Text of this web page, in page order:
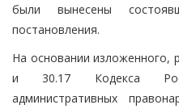
были вынесены
постановления.
На основании изложенного,
и 30.17 Кодекса
административных